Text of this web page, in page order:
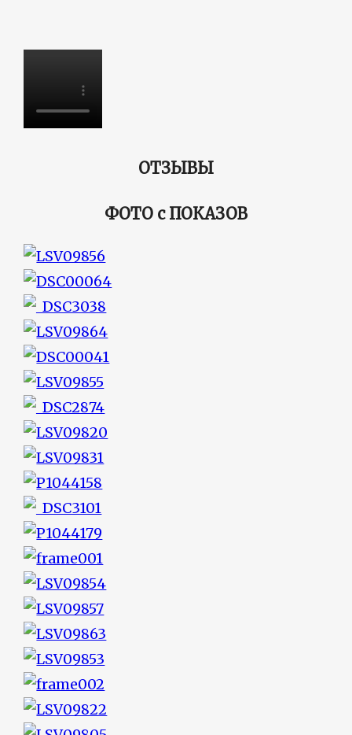
ОТЗЫВЫ
ФОТО сПОКАЗОВ